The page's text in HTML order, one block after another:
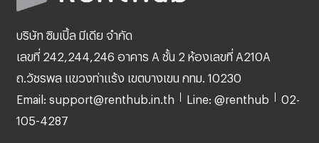
บริษัท ซิมเปิ้ล มีเดีย จำกัด
เลขที่ 242,244,246 อาคาร A ชั้น 2 ห้องเลขที่ A210A
ถ.วัชรพล แขวงท่าแร้ง เขตบางเขน กทม. 10230
Email: support@renthub.in.th Line: @renthub 02-
105-4287